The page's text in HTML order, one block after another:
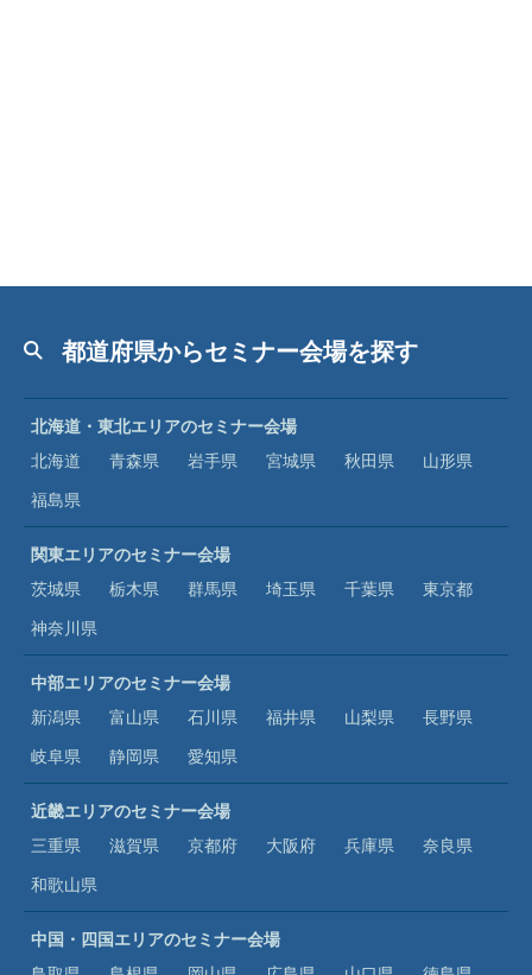
都道府県からセミナー会場を探す
北海道・東北エリアのセミナー会場
北海道
青森県 岩手県 宮城県 秋田県
山形県
福島県
関東エリアのセミナー会場
茨城県
栃木県 群馬県 埼玉県 千葉県
東京都
神奈川県
中部エリアのセミナー会場
新潟県
富山県 石川県 福井県 山梨県
長野県
岐阜県
静岡県 愛知県
近畿エリアのセミナー会場
三重県
滋賀県 京都府 大阪府 兵庫県
奈良県
和歌山県
中国・四国エリアのセミナー会場